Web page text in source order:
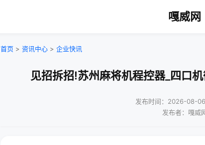
嘎威网
首页 > 资讯中心 > 企业快讯
见招拆招!苏州麻将机程控器_四口
发布时间：2026-08-
发布者：嘎威